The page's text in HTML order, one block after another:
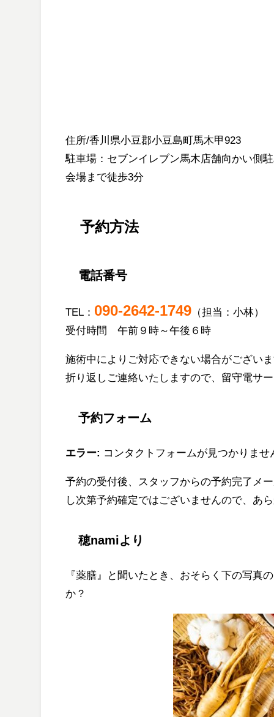
住所/香川県小豆郡小豆島町馬木甲923
駐車場：セブンイレブン馬木店舗向かい側
会場まで徒歩3分
予約方法
電話番号
TEL： 090-2642-1749 （担当：小林）
受付時間 午前９時～午後６時
施術中によりご対応できない場合がござい
折り返しご連絡いたしますので、留守電サ
予約フォーム
エラー: コンタクトフォームが見つかりませ
予約の受付後、スタッフからの予約完了メ
し次第予約確定ではございませんので、あ
穂namiより
『薬膳』と聞いたとき、おそらく下の写真
か？